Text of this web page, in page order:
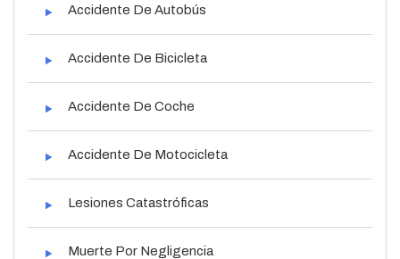
Accidente De Autobús
Accidente De Bicicleta
Accidente De Coche
Accidente De Motocicleta
Lesiones Catastróficas
Muerte Por Negligencia